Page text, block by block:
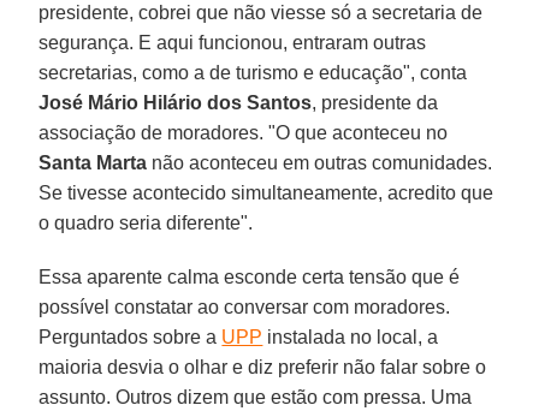
presidente, cobrei que não viesse só a secretaria de
segurança. E aqui funcionou, entraram outras
secretarias, como a de turismo e educação", conta
José Mário Hilário dos Santos, presidente da
associação de moradores. "O que aconteceu no
Santa Marta não aconteceu em outras comunidades.
Se tivesse acontecido simultaneamente, acredito que
o quadro seria diferente".
Essa aparente calma esconde certa tensão que é
possível constatar ao conversar com moradores.
Perguntados sobre a UPP instalada no local, a
maioria desvia o olhar e diz preferir não falar sobre o
assunto. Outros dizem que estão com pressa. Uma